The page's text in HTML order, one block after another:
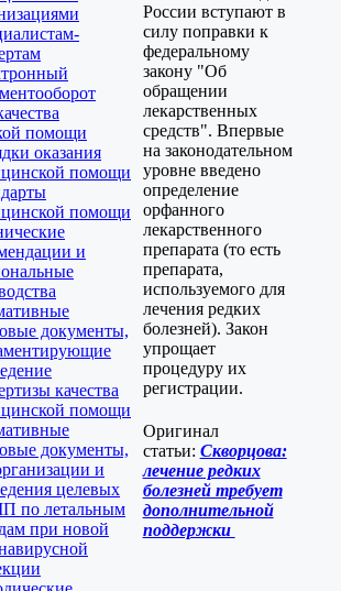
помощи
оказания
помощи
помощи
и
документы,
качества
помощи
документы,
и
целевых
по летальным
при новой
России вступают в
силу поправки к
федеральному
закону "Об
обращении
лекарственных
средств". Впервые
на законодательном
уровне введено
определение
орфанного
лекарственного
препарата (то есть
препарата,
используемого для
лечения редких
болезней). Закон
упрощает
процедуру их
регистрации.
Оригинал
статьи: Скворцова:
лечение редких
болезней требует
дополнительной
поддержки